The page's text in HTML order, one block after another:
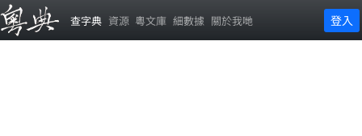
查字典 資源 粵文庫 細數據 關於我哋 登入